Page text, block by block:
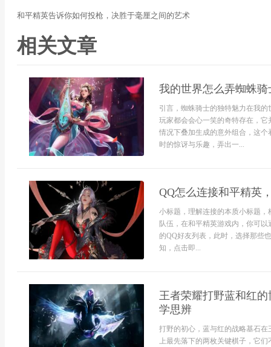
和平精英告诉你如何投枪，决胜于毫厘之间的艺术
相关文章
我的世界怎么弄蜘蛛
引言，蜘蛛骑士的独特魅力在我
玩家都会会心一笑的奇特存在，
情况下叠加生成的意外组合，这
时的惊讶与乐趣，弄出一...
QQ怎么连接和平精英
小标题，理解连接的本质小标题
队伍，在和平精英游戏内，你可
的QQ好友列表，此时，选择那些
知，点击即...
王者荣耀打野蓝和红
学思辨
打野的初心，蓝与红的战略基石
上最先落下的两枚关键棋子，它